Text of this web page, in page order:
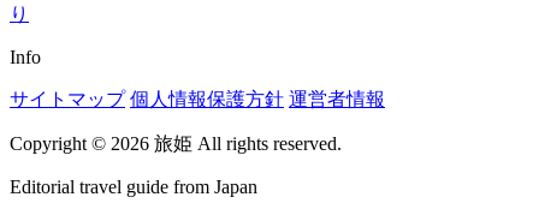
り
Info
サイトマップ 個人情報保護方針 運営者情報
Copyright © 2026 旅姫 All rights reserved.
Editorial travel guide from Japan